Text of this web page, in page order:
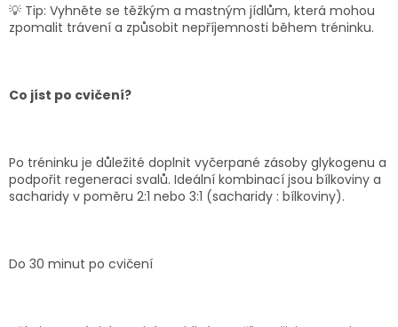
💡 Tip: Vyhněte se těžkým a mastným jídlům, která mohou
zpomalit trávení a způsobit nepříjemnosti během tréninku.
Co jíst po cvičení?
Po tréninku je důležité doplnit vyčerpané zásoby glykogenu a
podpořit regeneraci svalů. Ideální kombinací jsou bílkoviny a
sacharidy v poměru 2:1 nebo 3:1 (sacharidy : bílkoviny).
Do 30 minut po cvičení